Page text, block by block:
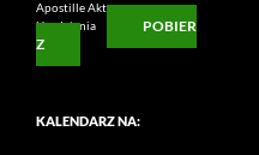
Apostille Aktu
Urodzienia
POBIER
Z
KALENDARZ NA: